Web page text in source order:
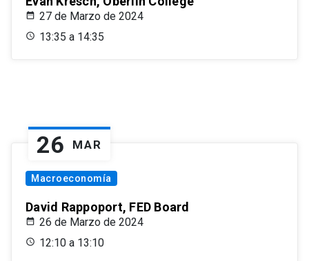
27 de Marzo de 2024
13:35 a 14:35
26 MAR
Macroeconomía
David Rappoport, FED Board
26 de Marzo de 2024
12:10 a 13:10